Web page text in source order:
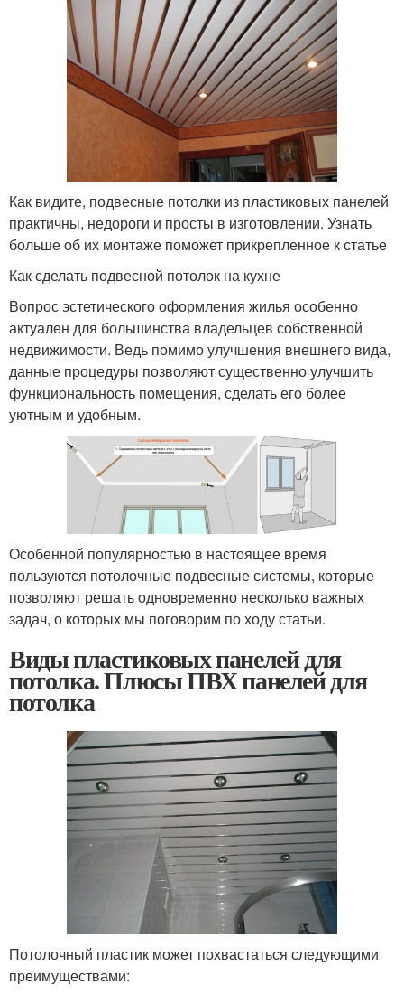
Как видите, подвесные потолки из пластиковых панелей
практичны, недороги и просты в изготовлении. Узнать
больше об их монтаже поможет прикрепленное к статье
Как сделать подвесной потолок на кухне
Вопрос эстетического оформления жилья особенно
актуален для большинства владельцев собственной
недвижимости. Ведь помимо улучшения внешнего вида,
данные процедуры позволяют существенно улучшить
функциональность помещения, сделать его более
уютным и удобным.
Особенной популярностью в настоящее время
пользуются потолочные подвесные системы, которые
позволяют решать одновременно несколько важных
задач, о которых мы поговорим по ходу статьи.
Виды пластиковых панелей для
потолка. Плюсы ПВХ панелей для
потолка
Потолочный пластик может похвастаться следующими
преимуществами: